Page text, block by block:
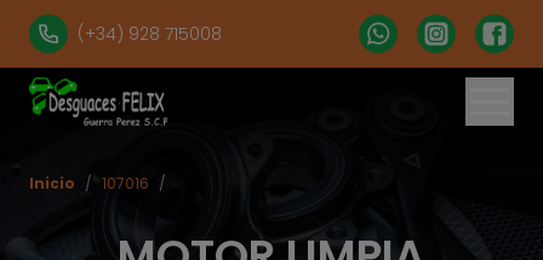
(+34) 928 715008
Inicio / 107016 /